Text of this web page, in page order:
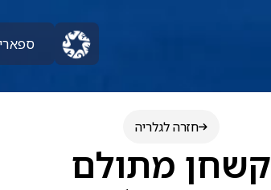
חזרה לגלריה
קשחן מתולם